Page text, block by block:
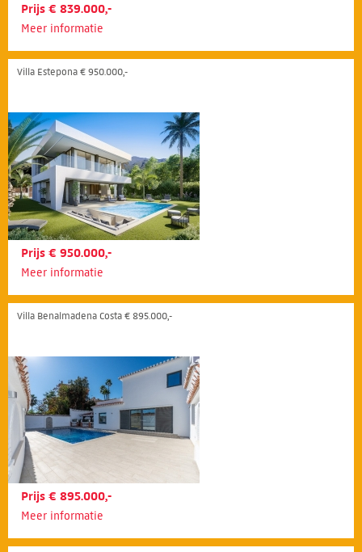
Prijs € 839.000,-
Meer informatie
Villa Estepona € 950.000,-
Prijs € 950.000,-
Meer informatie
Villa Benalmadena Costa € 895.000,-
Prijs € 895.000,-
Meer informatie